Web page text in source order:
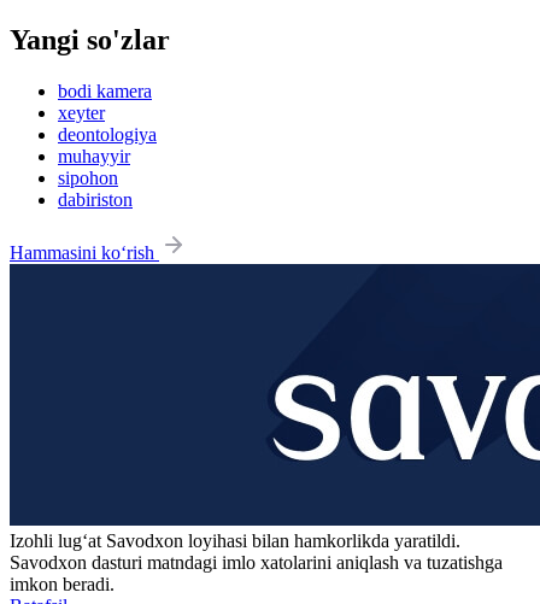
Yangi so'zlar
bodi kamera
xeyter
deontologiya
muhayyir
sipohon
dabiriston
Hammasini ko‘rish
Izohli lugʻat Savodxon loyihasi bilan hamkorlikda yaratildi.
Savodxon dasturi matndagi imlo xatolarini aniqlash va tuzatishga
imkon beradi.